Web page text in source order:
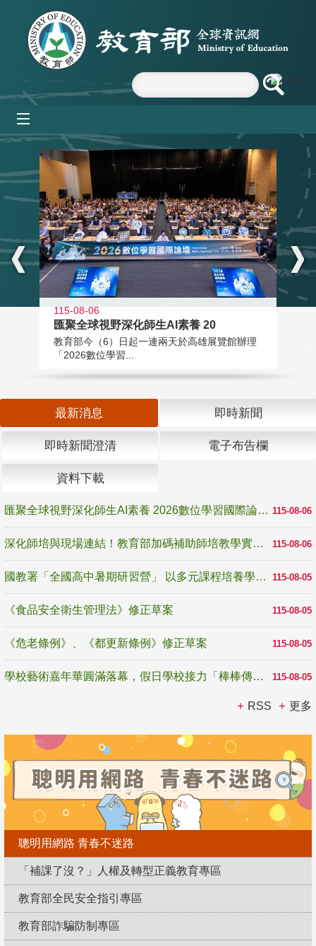
跳到主要內容區塊
:::
115-08-06
匯聚全球視野深化師生AI素養 20
教育部今（6）日起一連兩天於高雄展覽館辦理
「2026數位學習...
最新消息 即時新聞
即時新聞澄清 電子布告欄
資料下載
115-08-06
匯聚全球視野深化師生AI素養 2026數位學習國際論壇高雄登場
115-08-06
深化師培與現場連結！教育部加碼補助師培教學實踐研究 10月師培國際研討會交流教學實踐經驗
115-08-05
國教署「全國高中暑期研習營」 以多元課程培養學生瞭解誠信專業與倫理價值
115-08-05
《食品安全衛生管理法》修正草案
115-08-05
《危老條例》、《都更新條例》修正草案
115-08-05
學校藝術嘉年華圓滿落幕，假日學校接力「棒棒傳美感」
RSS 更多
聰明用網路 青春不迷路
「補課了沒？」人權及轉型正義教育專區
教育部全民安全指引專區
教育部詐騙防制專區